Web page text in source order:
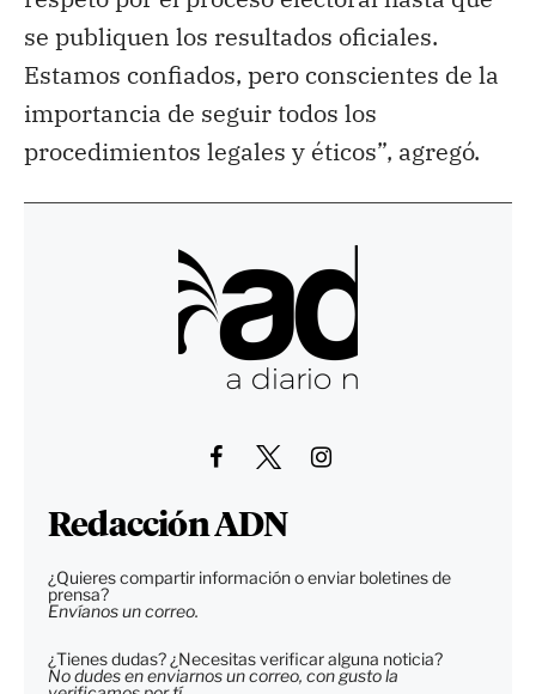
se publiquen los resultados oficiales.
Estamos confiados, pero conscientes de la
importancia de seguir todos los
procedimientos legales y éticos”, agregó.
Redacción ADN
¿Quieres compartir información o enviar boletines de
prensa?
Envíanos un correo.
¿Tienes dudas? ¿Necesitas verificar alguna noticia?
No dudes en enviarnos un correo, con gusto la